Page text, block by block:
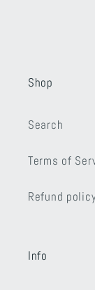
Shop
Search
Terms of
Refund
Info